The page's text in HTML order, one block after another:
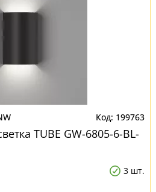
199763
TUBE GW-6805-6-BL-
3 шт.